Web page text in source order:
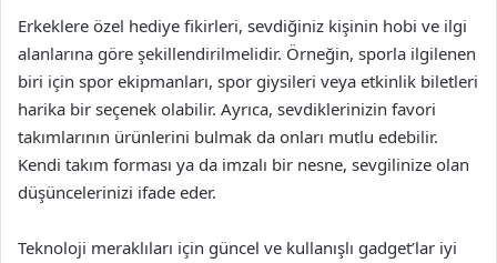
Erkeklere özel hediye fikirleri, sevdiğiniz kişinin hobi ve ilgi
alanlarına göre şekillendirilmelidir. Örneğin, sporla ilgilenen
biri için spor ekipmanları, spor giysileri veya etkinlik biletleri
harika bir seçenek olabilir. Ayrıca, sevdiklerinizin favori
takımlarının ürünlerini bulmak da onları mutlu edebilir.
Kendi takım forması ya da imzalı bir nesne, sevgilinize olan
düşüncelerinizi ifade eder.
Teknoloji meraklıları için güncel ve kullanışlı gadget’lar iyi